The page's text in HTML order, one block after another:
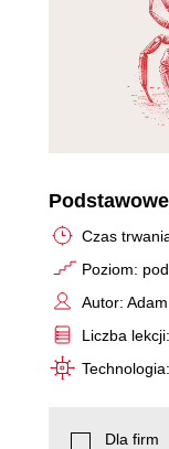
Czas
Poziom:
Autor:
Liczba
Dla firm